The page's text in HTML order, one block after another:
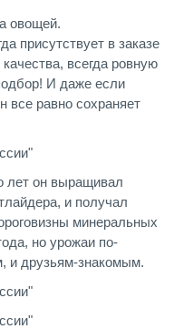
овощей.
присутствует в заказе
всегда ровную
И даже если
все равно сохраняет
лет он выращивал
и получал
минеральных
но урожаи по-
и друзьям-знакомым.